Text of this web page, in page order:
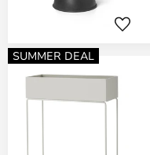
SUMMER DEAL